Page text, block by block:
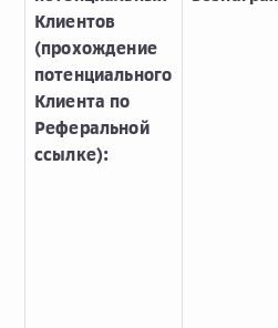
Клиентов
(прохождение
потенциального
Клиента по
Реферальной
ссылке):